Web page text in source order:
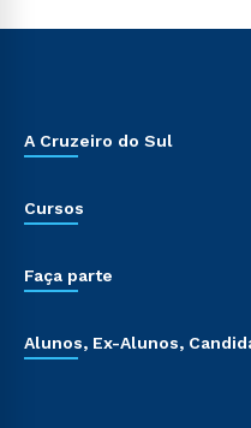
A Cruzeiro do Sul
Cursos
Faça parte
Alunos, Ex-Alunos,